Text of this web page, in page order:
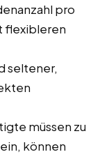
pro
flexibleren
seltener,
müssen zu
können